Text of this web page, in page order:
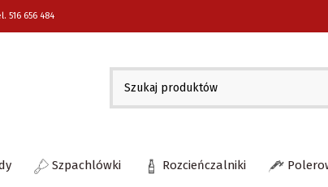
516 656 484
Szpachlówki Rozcieńczalniki